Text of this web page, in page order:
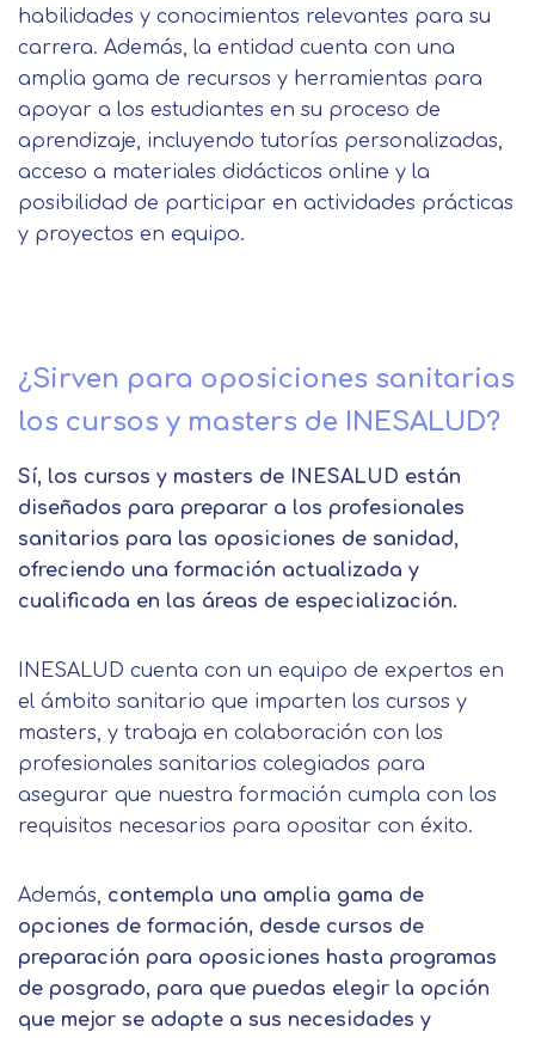
habilidades y conocimientos relevantes para su
carrera. Además, la entidad cuenta con una
amplia gama de recursos y herramientas para
apoyar a los estudiantes en su proceso de
aprendizaje, incluyendo tutorías personalizadas,
acceso a materiales didácticos online y la
posibilidad de participar en actividades prácticas
y proyectos en equipo.
¿Sirven para oposiciones sanitarias
los cursos y masters de INESALUD?
Sí, los cursos y masters de INESALUD están
diseñados para preparar a los profesionales
sanitarios para las oposiciones de sanidad,
ofreciendo una formación actualizada y
cualificada en las áreas de especialización.
INESALUD cuenta con un equipo de expertos en
el ámbito sanitario que imparten los cursos y
masters, y trabaja en colaboración con los
profesionales sanitarios colegiados para
asegurar que nuestra formación cumpla con los
requisitos necesarios para opositar con éxito.
Además, contempla una amplia gama de
opciones de formación, desde cursos de
preparación para oposiciones hasta programas
de posgrado, para que puedas elegir la opción
que mejor se adapte a sus necesidades y